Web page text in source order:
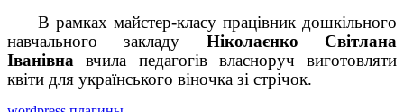
В рамках майстер-класу працівник дошкільного
навчального закладу Ніколаєнко Світлана
Іванівна вчила педагогів власноруч виготовляти
квіти для українського віночка зі стрічок.